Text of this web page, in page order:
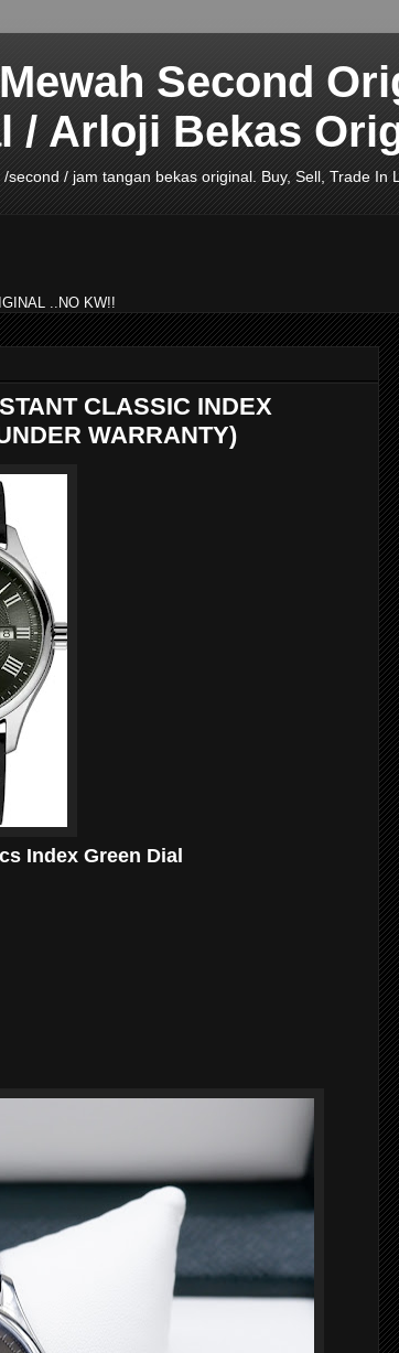
Second
/ Arloji Bekas
/ jam tangan bekas original. Buy, Sell, Trade In
..NO KW!!
CLASSIC INDEX
WARRANTY)
Index Green Dial